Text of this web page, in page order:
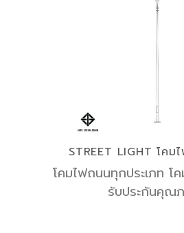
STREET LIGHT โคม
โคมไฟถนนทุกประเภท โ
รับประกันคุณ